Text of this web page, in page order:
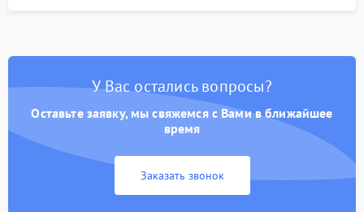
У Вас остались вопросы?
Оставьте заявку, мы свяжемся с Вами в ближайшее
время
Заказать звонок